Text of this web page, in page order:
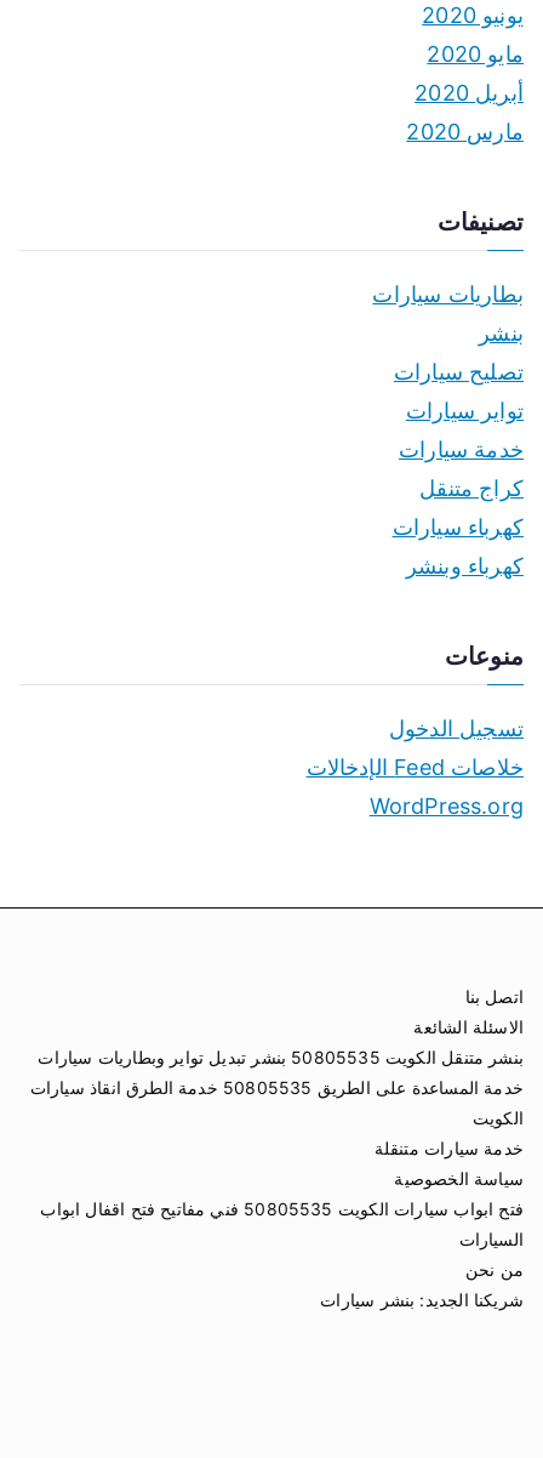
يونيو 2020
مايو 2020
أبريل 2020
مارس 2020
تصنيفات
بطاريات سيارات
بنشر
تصليح سيارات
تواير سيارات
خدمة سيارات
كراج متنقل
كهرباء سيارات
كهرباء وبنشر
منوعات
تسجيل الدخول
خلاصات Feed الإدخالات
WordPress.org
اتصل بنا
الاسئلة الشائعة
بنشر متنقل الكويت 50805535 بنشر تبديل تواير وبطاريات سيارات
خدمة المساعدة على الطريق 50805535 خدمة الطرق انقاذ سيارات
الكويت
خدمة سيارات متنقلة
سياسة الخصوصية
فتح ابواب سيارات الكويت 50805535 فني مفاتيح فتح اقفال ابواب
السيارات
من نحن
شريكنا الجديد: بنشر سيارات